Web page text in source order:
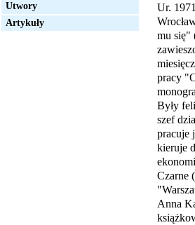
Utwory
Artykuły
Ur.
mu się"
pracy
Były
szef
pracuje
kieruje
Czarne
Anna